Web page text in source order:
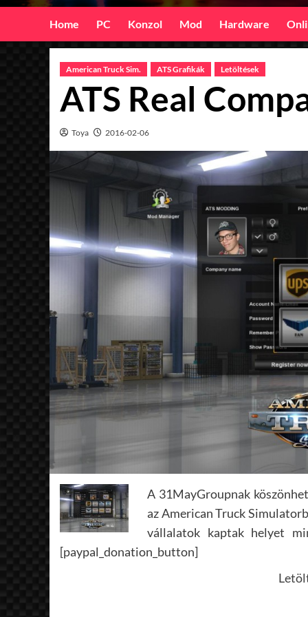
Home PC Konzol Mod Hardware
American Truck Sim. ATS Grafikák Letöltések
ATS Real
Toya 2016-02-06
A 31MayGroupnak
az American Truck
vállalatok kaptak helyet
[paypal_donation_button]